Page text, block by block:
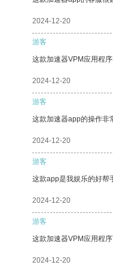
2024-12-20
游客
这款加速器VPM应用程
2024-12-20
游客
这款加速器app的操作非
2024-12-20
游客
这款app是我娱乐的好帮
2024-12-20
游客
这款加速器VPM应用程
2024-12-20